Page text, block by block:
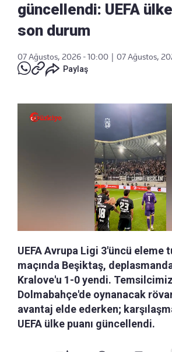
güncellendi: UEFA
son durum
07 Ağustos, 2026 - 10:00
07 Ağustos,
Paylaş
UEFA Avrupa Ligi 3'üncü eleme
maçında Beşiktaş,
Kralove'u 1-0 yendi.
Dolmabahçe'de oynanacak
avantaj elde ederken;
UEFA ülke puanı güncellendi.